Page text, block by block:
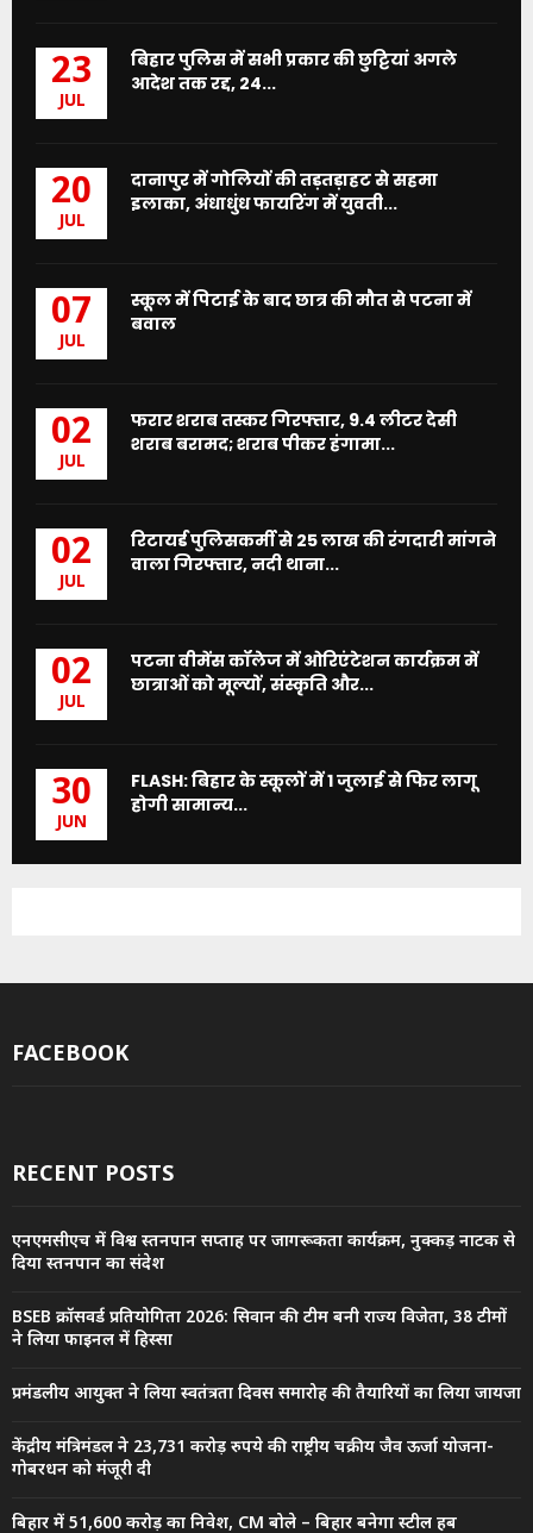
23
JUL
बिहार पुलिस में सभी प्रकार की छुट्टियां अगले
आदेश तक रद्द, 24...
20
JUL
दानापुर में गोलियों की तड़तड़ाहट से सहमा
इलाका, अंधाधुंध फायरिंग में युवती...
07
JUL
स्कूल में पिटाई के बाद छात्र की मौत से पटना में
बवाल
02
JUL
फरार शराब तस्कर गिरफ्तार, 9.4 लीटर देसी
शराब बरामद; शराब पीकर हंगामा...
02
JUL
रिटायर्ड पुलिसकर्मी से 25 लाख की रंगदारी मांगने
वाला गिरफ्तार, नदी थाना...
02
JUL
पटना वीमेंस कॉलेज में ओरिएंटेशन कार्यक्रम में
छात्राओं को मूल्यों, संस्कृति और...
30
JUN
FLASH: बिहार के स्कूलों में 1 जुलाई से फिर लागू
होगी सामान्य...
FACEBOOK
RECENT POSTS
एनएमसीएच में विश्व स्तनपान सप्ताह पर जागरूकता कार्यक्रम, नुक्कड़ नाटक से
दिया स्तनपान का संदेश
BSEB क्रॉसवर्ड प्रतियोगिता 2026: सिवान की टीम बनी राज्य विजेता, 38 टीमों
ने लिया फाइनल में हिस्सा
प्रमंडलीय आयुक्त ने लिया स्वतंत्रता दिवस समारोह की तैयारियों का लिया जायजा
केंद्रीय मंत्रिमंडल ने 23,731 करोड़ रुपये की राष्ट्रीय चक्रीय जैव ऊर्जा योजना-
गोबरधन को मंजूरी दी
बिहार में 51,600 करोड़ का निवेश, CM बोले – बिहार बनेगा स्टील हब